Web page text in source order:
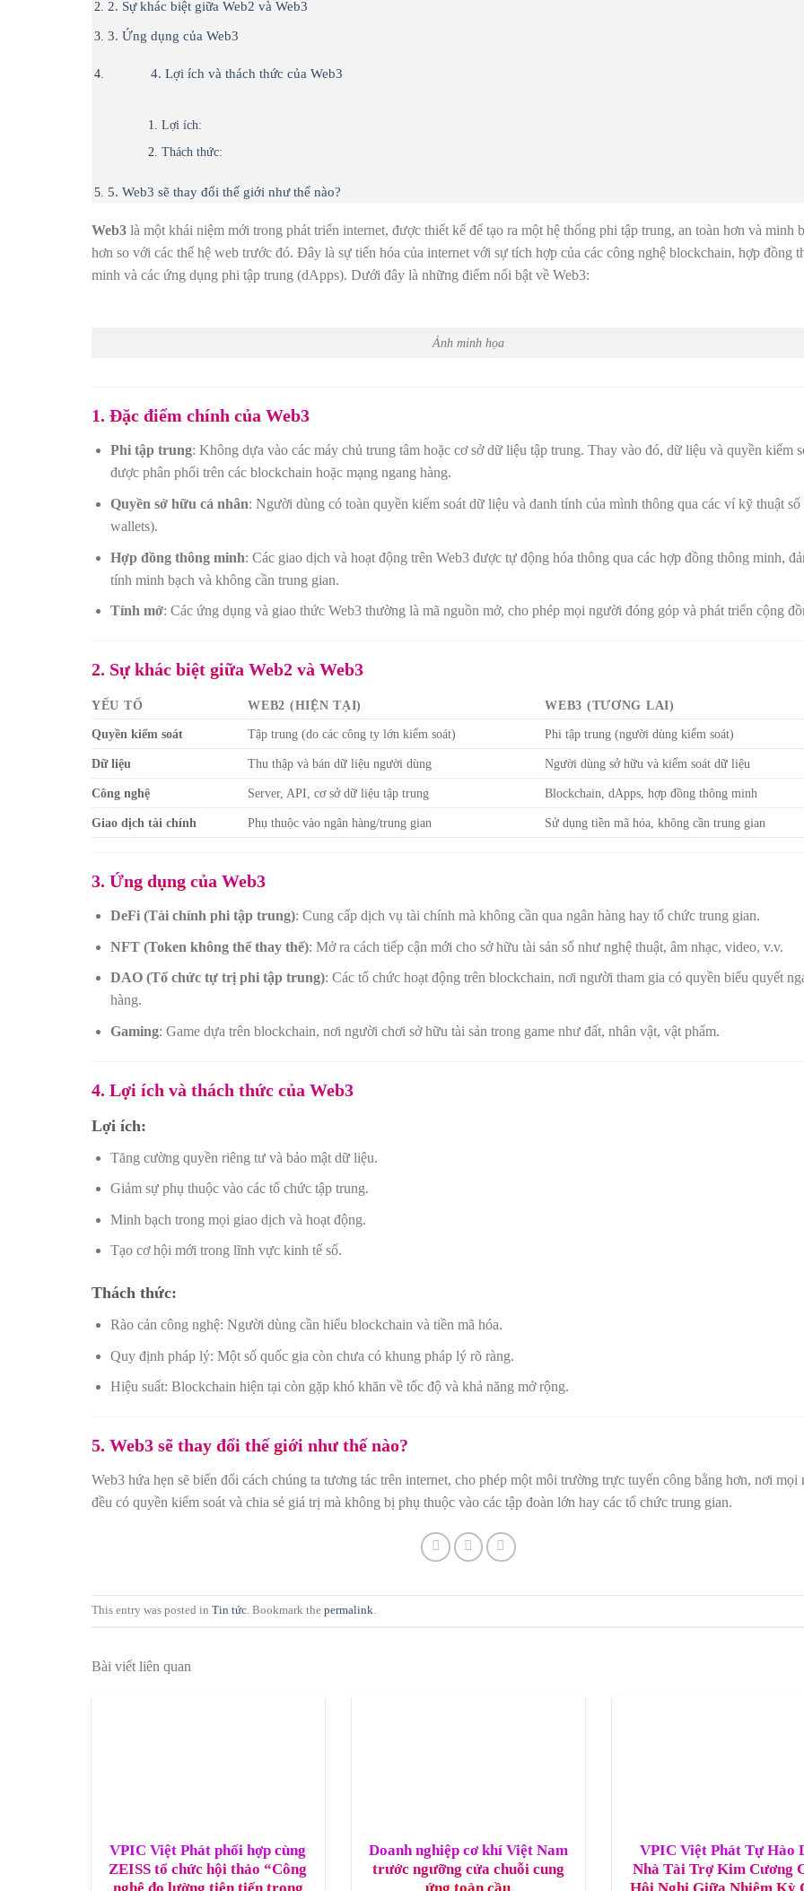
2. Sự khác biệt giữa Web2 và Web3
3. Ứng dụng của Web3
4. Lợi ích và thách thức của Web3
Lợi ích:
Thách thức:
5. Web3 sẽ thay đổi thế giới như thế nào?
Web3 là một khái niệm mới trong phát triển internet, được thiết kế để tạo ra một hệ thống phi tập trung, an toàn hơn và minh
hơn so với các thế hệ web trước đó. Đây là sự tiến hóa của internet với sự tích hợp của các công nghệ blockchain, hợp đồng
minh và các ứng dụng phi tập trung (dApps). Dưới đây là những điểm nổi bật về Web3:
Ảnh minh họa
1. Đặc điểm chính của Web3
Phi tập trung: Không dựa vào các máy chủ trung tâm hoặc cơ sở dữ liệu tập trung. Thay vào đó, dữ liệu và quyền kiểm
được phân phối trên các blockchain hoặc mạng ngang hàng.
Quyền sở hữu cá nhân: Người dùng có toàn quyền kiểm soát dữ liệu và danh tính của mình thông qua các ví kỹ thuật
wallets).
Hợp đồng thông minh: Các giao dịch và hoạt động trên Web3 được tự động hóa thông qua các hợp đồng thông minh,
tính minh bạch và không cần trung gian.
Tính mở: Các ứng dụng và giao thức Web3 thường là mã nguồn mở, cho phép mọi người đóng góp và phát triển cộng
2. Sự khác biệt giữa Web2 và Web3
YẾU TỐ WEB2 (HIỆN TẠI)
WEB3 (TƯƠNG LAI)
Quyền kiểm soát
Tập trung (do các công ty lớn kiểm soát) Phi tập trung (người dùng kiểm soát)
Dữ liệu Thu thập và bán dữ liệu người dùng Người dùng sở hữu và kiểm soát dữ liệu
Công nghệ Server, API, cơ sở dữ liệu tập trung Blockchain, dApps, hợp đồng thông minh
Giao dịch tài chính Phụ thuộc vào ngân hàng/trung gian Sử dụng tiền mã hóa, không cần trung gian
3. Ứng dụng của Web3
DeFi (Tài chính phi tập trung): Cung cấp dịch vụ tài chính mà không cần qua ngân hàng hay tổ chức trung gian.
NFT (Token không thể thay thế): Mở ra cách tiếp cận mới cho sở hữu tài sản số như nghệ thuật, âm nhạc, video, v.v.
DAO (Tổ chức tự trị phi tập trung): Các tổ chức hoạt động trên blockchain, nơi người tham gia có quyền biểu quyết
hàng.
Gaming: Game dựa trên blockchain, nơi người chơi sở hữu tài sản trong game như đất, nhân vật, vật phẩm.
4. Lợi ích và thách thức của Web3
Lợi ích:
Tăng cường quyền riêng tư và bảo mật dữ liệu.
Giảm sự phụ thuộc vào các tổ chức tập trung.
Minh bạch trong mọi giao dịch và hoạt động.
Tạo cơ hội mới trong lĩnh vực kinh tế số.
Thách thức:
Rào cản công nghệ: Người dùng cần hiểu blockchain và tiền mã hóa.
Quy định pháp lý: Một số quốc gia còn chưa có khung pháp lý rõ ràng.
Hiệu suất: Blockchain hiện tại còn gặp khó khăn về tốc độ và khả năng mở rộng.
5. Web3 sẽ thay đổi thế giới như thế nào?
Web3 hứa hẹn sẽ biến đổi cách chúng ta tương tác trên internet, cho phép một môi trường trực tuyến công bằng hơn, nơi mọi
đều có quyền kiểm soát và chia sẻ giá trị mà không bị phụ thuộc vào các tập đoàn lớn hay các tổ chức trung gian.
This entry was posted in Tin tức. Bookmark the permalink.
Bài viết liên quan
VPIC Việt Phát phối hợp cùng
ZEISS tổ chức hội thảo “Công
Doanh nghiệp cơ khí Việt Nam
trước ngưỡng cửa chuỗi cung
VPIC Việt Phát Tự Hào
Nhà Tài Trợ Kim Cương